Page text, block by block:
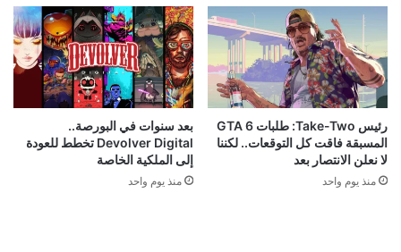
رئيس Take-Two: طلبات GTA 6
المسبقة فاقت كل التوقعات.. لكننا
لا نعلن الانتصار بعد
منذ يوم واحد
بعد سنوات في البورصة..
Devolver Digital تخطط للعودة
إلى الملكية الخاصة
منذ يوم واحد